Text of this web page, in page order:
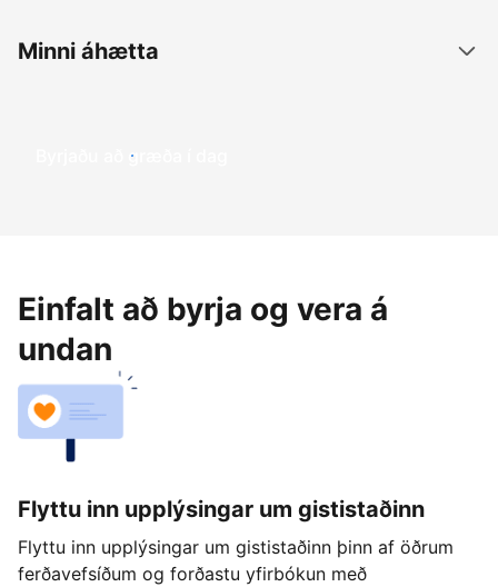
Minni áhætta
Byrjaðu að græða í dag
Einfalt að byrja og vera á
undan
Flyttu inn upplýsingar um gististaðinn
Flyttu inn upplýsingar um gististaðinn þinn af öðrum
ferðavefsíðum og forðastu yfirbókun með